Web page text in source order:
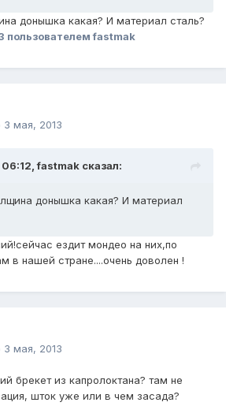
донышка какая? И материал сталь?
пользователем fastmak
3 мая, 2013
fastmak сказал:
донышка какая? И материал
ездит мондео на них,по
в нашей стране....очень доволен !
3 мая, 2013
брекет из капролоктана? там не
шток уже или в чем засада?